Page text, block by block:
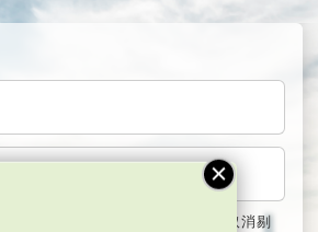
两星期 (若使用共用电脑，紧记取消剔